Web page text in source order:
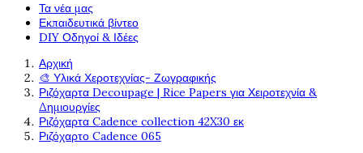
Τα νέα μας
Εκπαιδευτικά βίντεο
DIY Οδηγοί & Ιδέες
Αρχική
🎨 Υλικά Χεροτεχνίας- Ζωγραφικής
Ριζόχαρτα Decoupage | Rice Papers για Χειροτεχνία &
Δημιουργίες
Ριζόχαρτα Cadence collection 42X30 εκ
Ριζόχαρτο Cadence 065